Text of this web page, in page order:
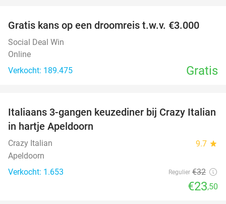
Gratis kans op een droomreis t.w.v. €3.000
Social Deal Win
Online
Verkocht: 189.475
Gratis
27%
Italiaans 3-gangen keuzediner bij Crazy Italian
in hartje Apeldoorn
Crazy Italian 9.7 star
Apeldoorn
Verkocht: 1.653
Regulier €32
€23,50